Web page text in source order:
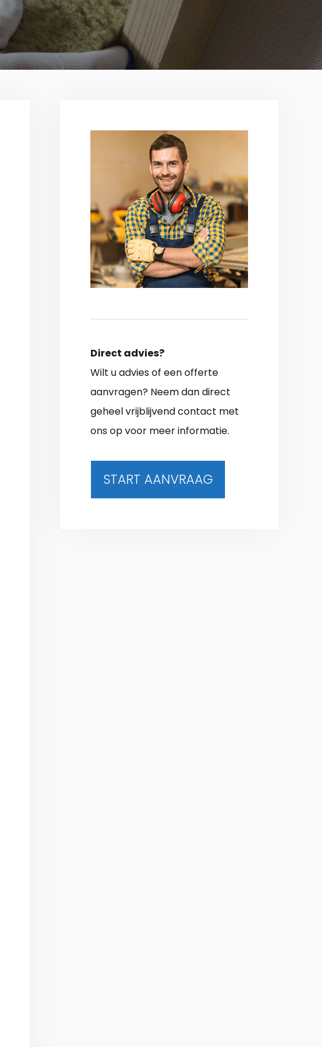
Direct advies?
Wilt u advies of een offerte
aanvragen? Neem dan direct
geheel vrijblijvend contact met
ons op voor meer informatie.
START AANVRAAG